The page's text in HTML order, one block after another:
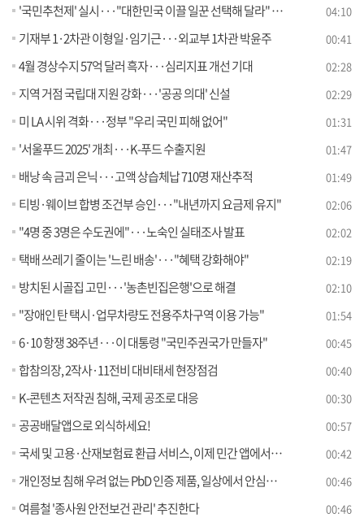
'국민추천제' 실시···"대한민국 이끌 일꾼 선택해 달라" [뉴스의 맥] 04:10
기재부 1·2차관 이형일·임기근···외교부 1차관 박윤주 00:41
4월 경상수지 57억 달러 흑자···심리지표 개선 기대 02:28
지역 거점 국립대 지원 강화···'공공 의대' 신설 02:29
미 LA 시위 격화···정부 "우리 국민 피해 없어" 01:31
'서울푸드 2025' 개최···K-푸드 수출지원 01:47
배낭 속 금괴 은닉···고액 상습체납 710명 재산추적 01:49
티빙·웨이브 합병 조건부 승인···"내년까지 요금제 유지" 02:06
"4명 중 3명은 수도권에"···노숙인 실태조사 발표 02:02
택배 쓰레기 줄이는 '느린 배송'···"혜택 강화해야" 02:19
방치된 시골집 고민···'농촌빈집은행'으로 해결 02:10
"장애인 탄 택시·업무차량도 전용주차구역 이용 가능" 01:54
6·10 항쟁 38주년···이 대통령 "국민주권국가 만들자" 00:45
합참의장, 2작사·11전비 대비태세 현장점검 00:40
K-콘텐츠 저작권 침해, 국제 공조로 대응 00:30
공공배달앱으로 외식하세요! 00:57
국세 및 고용·산재보험료 환급 서비스, 이제 민간 앱에서 편리하게 이용하세요 00:42
개인정보 침해 우려 없는 PbD 인증 제품, 일상에서 안심하고 사용하세요 00:46
여름철 '종사원 안전보건 관리' 추진한다 00:46